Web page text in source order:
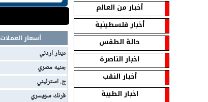
أخبار من العالم
أخبار فلسطينية
حالة الطقس
اخبار الناصرة
أخبار النقب
اخبار الطيبة
أسعار العملات
دينار اردني
جنيه مصري
ج. استرليني
فرنك سويسري